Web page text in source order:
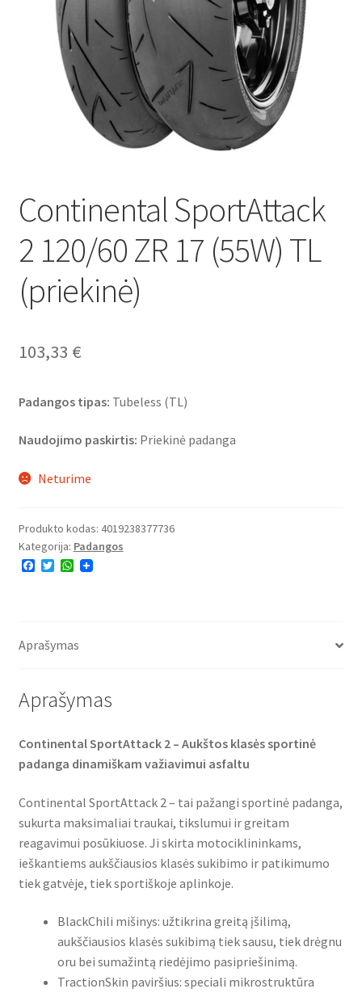
Continental SportAttack
2 120/60 ZR 17 (55W) TL
(priekinė)
103,33 €
Padangos tipas: Tubeless (TL)
Naudojimo paskirtis: Priekinė padanga
Neturime
Produkto kodas: 4019238377736
Kategorija: Padangos
F
o
T
r
W
p
Aprašymas
Aprašymas
Continental SportAttack 2 – Aukštos klasės sportinė
padanga dinamiškam važiavimui asfaltu
Continental SportAttack 2 – tai pažangi sportinė padanga,
sukurta maksimaliai traukai, tikslumui ir greitam
reagavimui posūkiuose. Ji skirta motociklininkams,
ieškantiems aukščiausios klasės sukibimo ir patikimumo
tiek gatvėje, tiek sportiškoje aplinkoje.
BlackChili mišinys: užtikrina greitą įšilimą,
aukščiausios klasės sukibimą tiek sausu, tiek drėgnu
oru bei sumažintą riedėjimo pasipriešinimą.
TractionSkin paviršius: speciali mikrostruktūra